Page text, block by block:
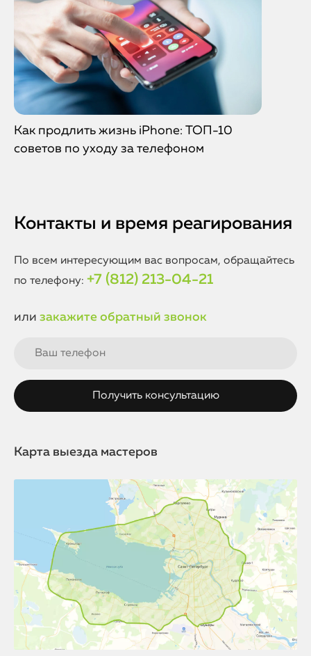
Как продлить жизнь iPhone: ТОП-10
советов по уходу за телефоном
Контакты и время реагирования
По всем интересующим вас вопросам, обращайтесь
по телефону: +7 (812) 213-04-21
или закажите обратный звонок
Карта выезда мастеров